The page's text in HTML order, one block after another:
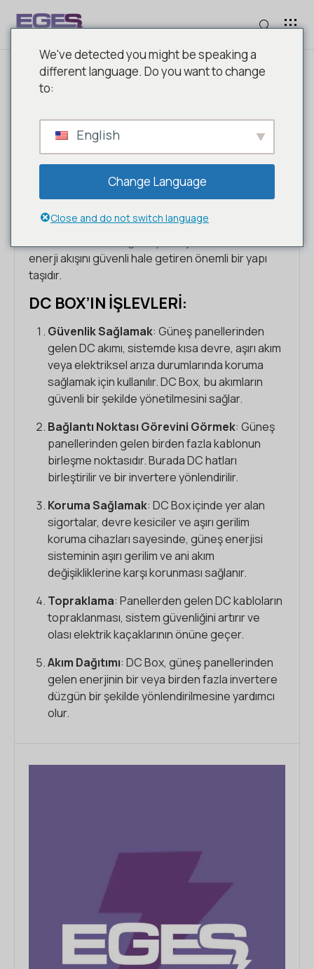
GÜNEŞ ENERJI SISTEMI DC
BOX
DC Box, güneş panellerinden (fotovoltaik
paneller) gelen doğru akımı (DC) güvenli ve verimli
sağlamak amacıyla tasarlanmış bir kontrol
enerji akışını güvenli hale getiren önemli bir yapı
taşıdır.
DC BOX’IN İŞLEVLERI:
Güvenlik Sağlamak: Güneş panellerinden
gelen DC akımı, sistemde kısa devre, aşırı akım
veya elektriksel arıza durumlarında koruma
sağlamak için kullanılır. DC Box, bu akımların
güvenli bir şekilde yönetilmesini sağlar.
Bağlantı Noktası Görevini Görmek: Güneş
panellerinden gelen birden fazla kablonun
birleşme noktasıdır. Burada DC hatları
birleştirilir ve bir invertere yönlendirilir.
Koruma Sağlamak: DC Box içinde yer alan
sigortalar, devre kesiciler ve aşırı gerilim
koruma cihazları sayesinde, güneş enerjisi
sisteminin aşırı gerilim ve ani akım
değişikliklerine karşı korunması sağlanır.
Topraklama: Panellerden gelen DC kabloların
topraklanması, sistem güvenliğini artırır ve
olası elektrik kaçaklarının önüne geçer.
Akım Dağıtımı: DC Box, güneş panellerinden
gelen enerjinin bir veya birden fazla invertere
düzgün bir şekilde yönlendirilmesine yardımcı
olur.
We've detected you might be speaking a
different language. Do you want to change
to:
English
Change Language
Close and do not switch language